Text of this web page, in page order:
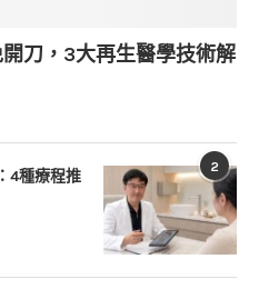
刀，3大再生醫學技術解
2
4種療程推